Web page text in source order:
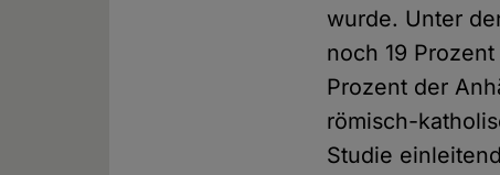
wurde. Unter
noch 19
Prozent der
römisch-
Studie